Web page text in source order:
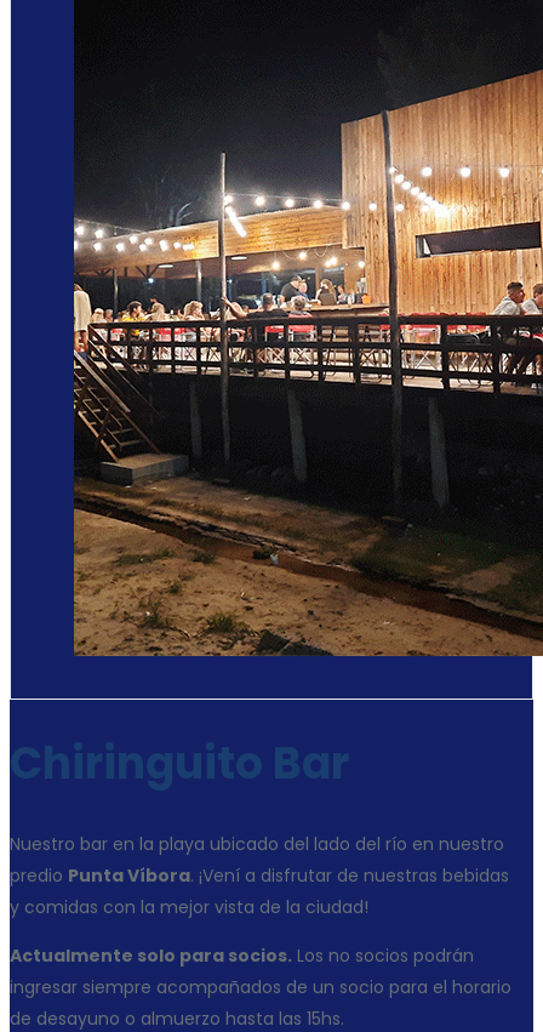
Chiringuito Bar
Nuestro bar en la playa ubicado del lado del río en nuestro
predio Punta Víbora. ¡Vení a disfrutar de nuestras bebidas
y comidas con la mejor vista de la ciudad!
Actualmente solo para socios. Los no socios podrán
ingresar siempre acompañados de un socio para el horario
de desayuno o almuerzo hasta las 15hs.